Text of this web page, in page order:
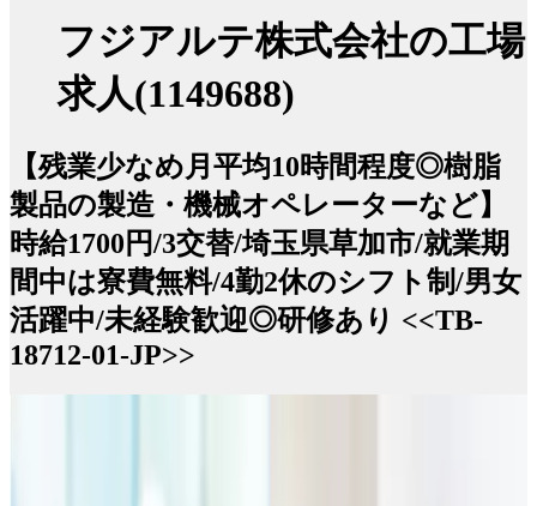
フジアルテ株式会社の工場
求人(1149688)
【残業少なめ月平均10時間程度◎樹脂
製品の製造・機械オペレーターなど】
時給1700円/3交替/埼玉県草加市/就業期
間中は寮費無料/4勤2休のシフト制/男女
活躍中/未経験歓迎◎研修あり <<TB-
18712-01-JP>>